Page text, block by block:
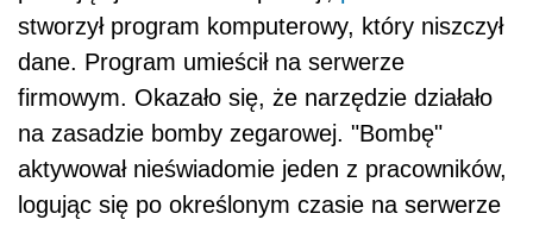
stworzył program komputerowy, który niszczył
dane. Program umieścił na serwerze
firmowym. Okazało się, że narzędzie działało
na zasadzie bomby zegarowej. "Bombę"
aktywował nieświadomie jeden z pracowników,
logując się po określonym czasie na serwerze